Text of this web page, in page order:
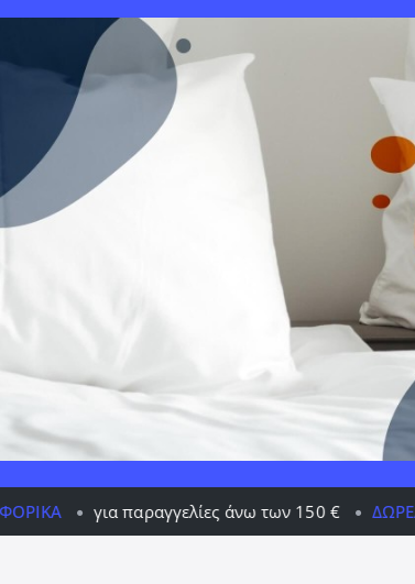
άνω των 150 € ΔΩΡΕΆΝ ΜΕΤΑΦΟΡΙΚΆ